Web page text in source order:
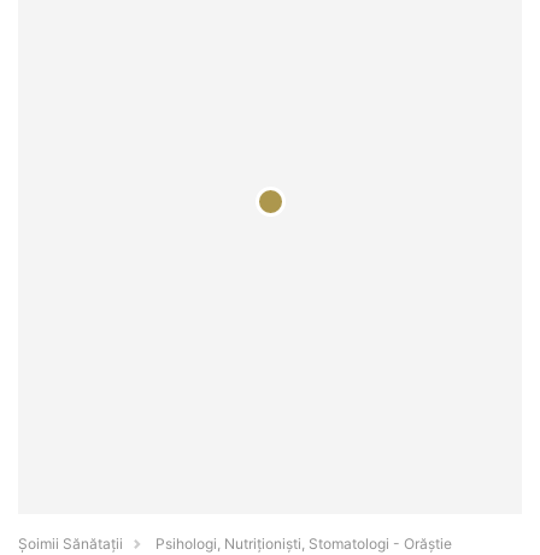
Şoimii Sănătații
Psihologi, Nutriționiști, Stomatologi - Orăştie